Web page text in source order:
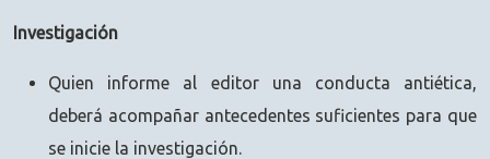
Investigación
Quien informe al editor una conducta antiética,
deberá acompañar antecedentes suficientes para que
se inicie la investigación.